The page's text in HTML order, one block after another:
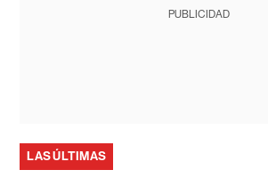
PUBLICIDAD
LAS ÚLTIMAS